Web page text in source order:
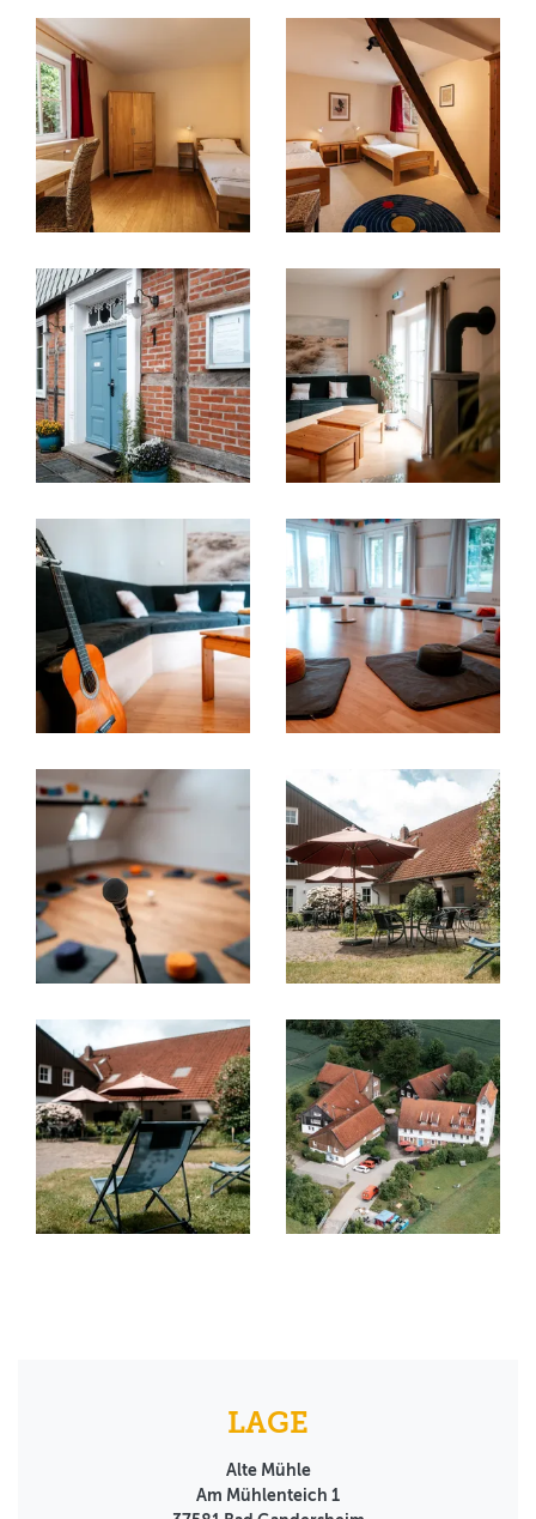
LAGE
Alte Mühle
Am Mühlenteich 1